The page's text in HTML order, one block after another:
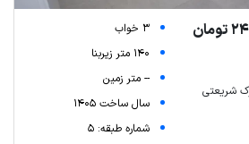
3 خواب
140 متر زیربنا
-- متر زمین
سال ساخت 1405
شماره طبقه: 5